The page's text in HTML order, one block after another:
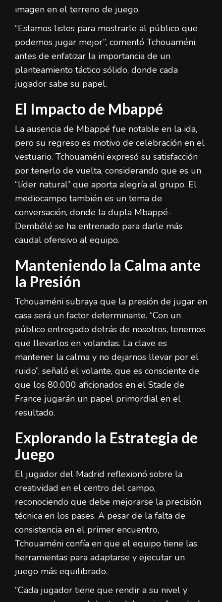
imagen en el terreno de juego.
“Estamos listos para mostrarle al público que
podemos jugar mejor”, comentó Tchouaméni,
antes de enfatizar la importancia de un
planteamiento táctico sólido, donde cada
jugador sabe su papel.
El Impacto de Mbappé
La ausencia de Mbappé fue notable en la ida,
pero su regreso es motivo de celebración en el
vestuario. Tchouaméni expresó su satisfacción
por tenerlo de vuelta, considerando que es un
“líder natural” que aporta alegría al grupo. El
mediocampo también es un tema de
conversación, donde la dupla Mbappé-
Dembélé se ha entrenado para darle más
caudal ofensivo al equipo.
Manteniendo la Calma ante
la Presión
Tchouaméni subraya que la presión de jugar en
casa será un factor determinante. “Con un
público entregado detrás de nosotros, tenemos
que llevarlos en volandas. La clave es
mantener la calma y no dejarnos llevar por el
ruido”, señaló el volante, que es consciente de
que los 80.000 aficionados en el Stade de
France jugarán un papel primordial en el
resultado.
Explorando la Estrategia de
Juego
El jugador del Madrid reflexionó sobre la
creatividad en el centro del campo,
reconociendo que debe mejorarse la precisión
técnica en los pases. A pesar de la falta de
consistencia en el primer encuentro,
Tchouaméni confía en que el equipo tiene las
herramientas para adaptarse y ejecutar un
juego más equilibrado.
“Cada jugador tiene que rendir a su nivel y